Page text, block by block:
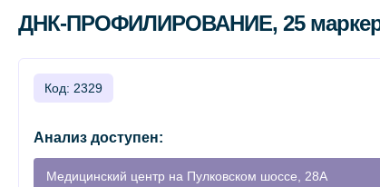
ДНК-ПРОФИЛИРОВАНИЕ, 25
Код: 2329
Анализ доступен:
Медицинский центр на Пулковском шоссе, 28А